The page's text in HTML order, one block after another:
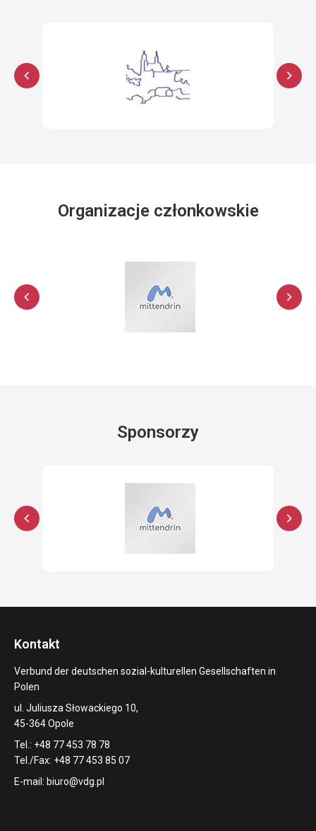
Organizacje członkowskie
Sponsorzy
Kontakt
Verbund der deutschen sozial-kulturellen Gesellschaften in
Polen
ul. Juliusza Słowackiego 10,
45-364 Opole
Tel.: +48 77 453 78 78
Tel./Fax: +48 77 453 85 07
E-mail: biuro@vdg.pl